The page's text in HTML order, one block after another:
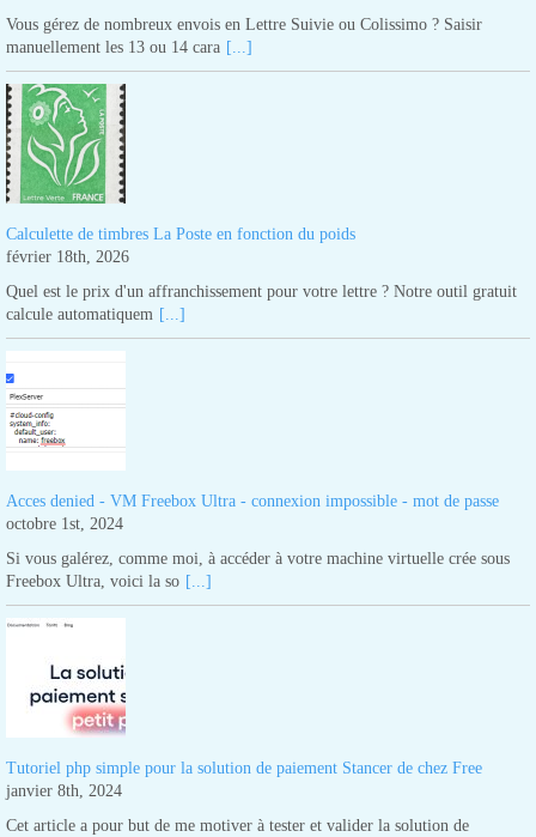
Vous gérez de nombreux envois en Lettre Suivie ou Colissimo ? Saisir
manuellement les 13 ou 14 cara [...]
Calculette de timbres La Poste en fonction du poids
février 18th, 2026
Quel est le prix d'un affranchissement pour votre lettre ? Notre outil gratuit
calcule automatiquem [...]
Acces denied - VM Freebox Ultra - connexion impossible - mot de passe
octobre 1st, 2024
Si vous galérez, comme moi, à accéder à votre machine virtuelle crée sous
Freebox Ultra, voici la so [...]
Tutoriel php simple pour la solution de paiement Stancer de chez Free
janvier 8th, 2024
Cet article a pour but de me motiver à tester et valider la solution de